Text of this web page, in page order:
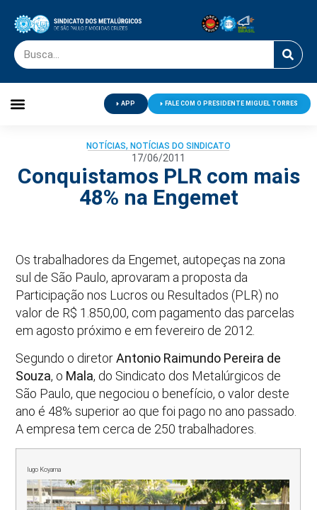
APP FALE COM O PRESIDENTE MIGUEL TORRES
NOTÍCIAS, NOTÍCIAS DO SINDICATO
17/06/2011
Conquistamos PLR com mais
48% na Engemet
Os trabalhadores da Engemet, autopeças na zona
sul de São Paulo, aprovaram a proposta da
Participação nos Lucros ou Resultados (PLR) no
valor de R$ 1.850,00, com pagamento das parcelas
em agosto próximo e em fevereiro de 2012.
Segundo o diretorAntonio Raimundo Pereira de
Souza, o Mala, do Sindicato dos Metalúrgicos de
São Paulo, que negociou o benefício, o valor deste
ano é 48% superior ao que foi pago no ano passado.
A empresa tem cerca de 250 trabalhadores.
Iugo Koyama